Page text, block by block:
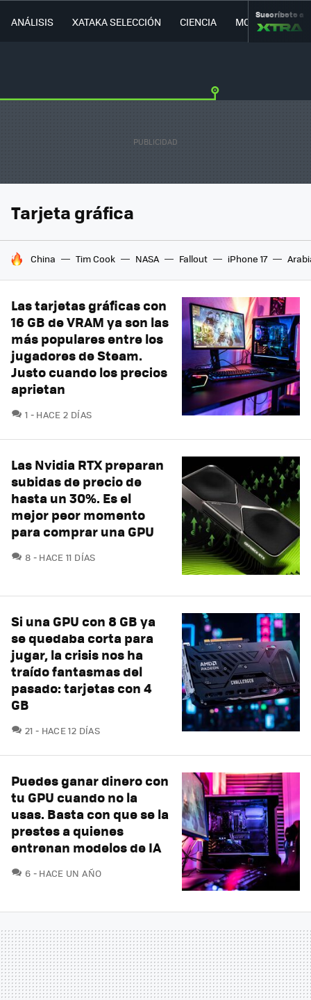
ANÁLISIS XATAKA SELECCIÓN CIENCIA MOVILIDAD
Suscríbete a
Tarjeta gráfica
HOY SE HABLA DE
China Tim Cook NASA Fallout iPhone 17
Las tarjetas gráficas con
16 GB de VRAM ya son las
más populares entre los
jugadores de Steam.
Justo cuando los precios
aprietan
1 COMENTARIOS
HACE 2 DÍAS
Las Nvidia RTX preparan
subidas de precio de
hasta un 30%. Es el
mejor peor momento
para comprar una GPU
8 COMENTARIOS
HACE 11 DÍAS
Si una GPU con 8 GB ya
se quedaba corta para
jugar, la crisis nos ha
traído fantasmas del
pasado: tarjetas con 4
GB
21 COMENTARIOS
HACE 12 DÍAS
Puedes ganar dinero con
tu GPU cuando no la
usas. Basta con que se la
prestes a quienes
entrenan modelos de IA
6 COMENTARIOS
HACE UN AÑO